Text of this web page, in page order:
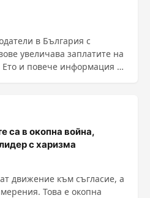
в България с
увеличава заплатите на
Ето и повече информация в
са в окопна война,
с харизма
движение към съгласие, а
Това е окопна